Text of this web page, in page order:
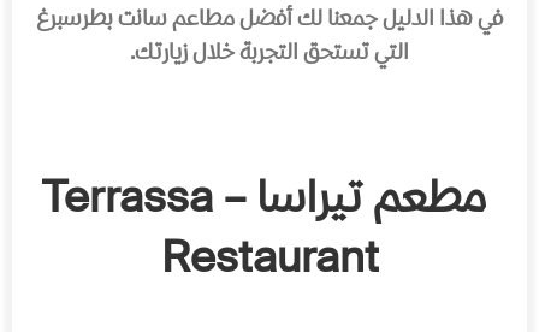
في هذا الدليل جمعنا لك أفضل مطاعم سانت بطرسبرغ
التي تستحق التجربة خلال زيارتك.
مطعم تيراسا – Terrassa
Restaurant